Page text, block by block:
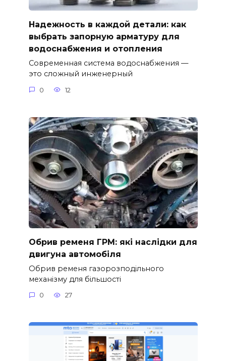
Надежность в каждой детали: как
выбрать запорную арматуру для
водоснабжения и отопления
Современная система водоснабжения —
это сложный инженерный
0 12
Обрив ременя ГРМ: які наслідки для
двигуна автомобіля
Обрив ременя газорозподільного
механізму для більшості
0 27